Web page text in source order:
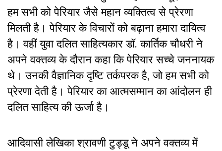
हम सभी को पेरियार जैसे महान व्यक्तित्व से प्रेरणा
मिलती है। पेरियार के विचारों को बढ़ाना हमारा दायित्व
है। वहीं युवा दलित साहित्यकार डॉ. कार्तिक चौधरी ने
अपने वक्तव्य के दौरान कहा कि पेरियार सच्चे जननायक
थे। उनकी वैज्ञानिक दृष्टि तर्कपरक है, जो हम सभी को
प्रेरणा देती है। पेरियार का आत्मसम्मान का आंदोलन ही
दलित साहित्य की ऊर्जा है।
आदिवासी लेखिका श्रावणी टुड्डू ने अपने वक्तव्य में